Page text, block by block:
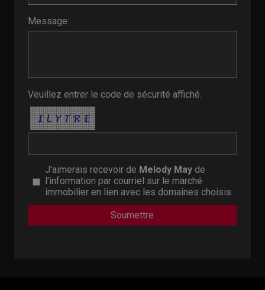
Message:
Veuillez entrer le code de sécurité affiché.
J'aimerais recevoir de Melody May de
l'information par courriel sur le marché
immobilier en lien avec les domaines choisis.